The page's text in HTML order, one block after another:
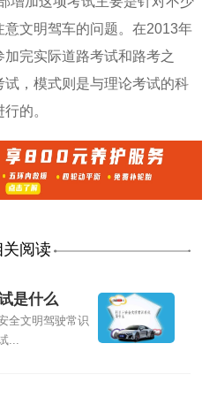
文明驾车的问题。在2013年
完实际道路考试和路考之
，模式则是与理论考试的科
的。
关阅读
是什么
全文明驾驶常识
...